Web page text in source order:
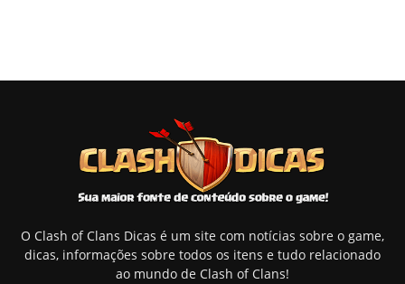
O Clash of Clans Dicas é um site com notícias sobre o game,
dicas, informações sobre todos os itens e tudo relacionado
ao mundo de Clash of Clans!